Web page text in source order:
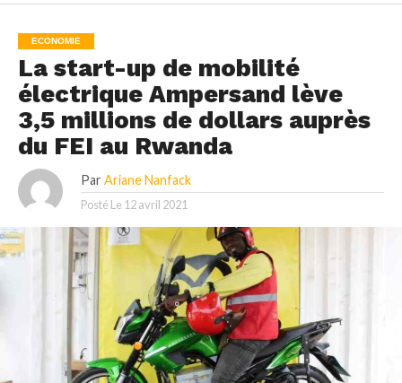
ECONOMIE
La start-up de mobilité
électrique Ampersand lève
3,5 millions de dollars auprès
du FEI au Rwanda
Par Ariane Nanfack
Posté Le 12 avril 2021